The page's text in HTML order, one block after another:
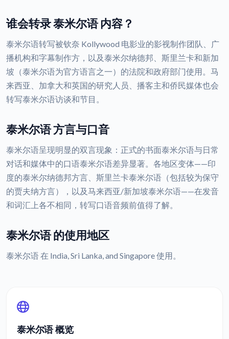
谁会转录 泰米尔语 内容？
泰米尔语转写被钦奈 Kollywood 电影业的影视制作团队、广
播机构和字幕制作方，以及泰米尔纳德邦、斯里兰卡和新加
坡（泰米尔语为官方语言之一）的法院和政府部门使用。马
来西亚、加拿大和英国的研究人员、播客主和侨民媒体也会
转写泰米尔语访谈和节目。
泰米尔语 方言与口音
泰米尔语呈现明显的双言现象：正式的书面泰米尔语与日常
对话和媒体中的口语泰米尔语差异显著。各地区变体——印
度的泰米尔纳德邦方言、斯里兰卡泰米尔语（包括较为保守
的贾夫纳方言），以及马来西亚/新加坡泰米尔语——在发音
和词汇上各不相同，转写口语音频前值得了解。
泰米尔语 的使用地区
泰米尔语 在 India, Sri Lanka, and Singapore 使用。
泰米尔语 概览